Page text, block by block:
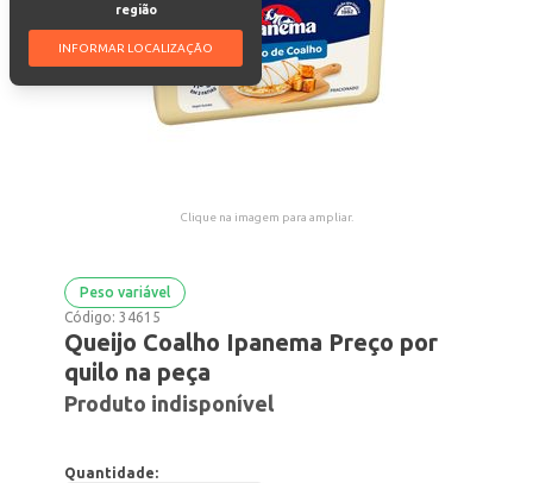
região
INFORMAR LOCALIZAÇÃO
Clique na imagem para ampliar.
Peso variável
Código:34615
Queijo Coalho Ipanema Preço por
quilo na peça
Produto indisponível
Quantidade: